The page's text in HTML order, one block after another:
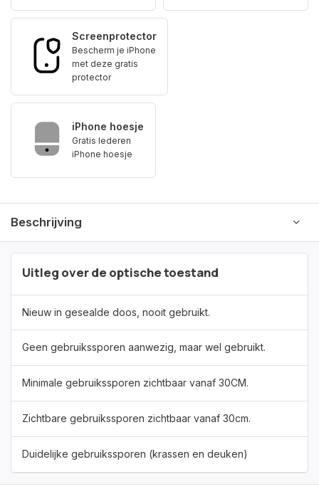
Screenprotector
Bescherm je iPhone
met deze gratis
protector
iPhone hoesje
Gratis lederen
iPhone hoesje
Beschrijving
Uitleg over de optische toestand
Nieuw in gesealde doos, nooit gebruikt.
Geen gebruikssporen aanwezig, maar wel gebruikt.
Minimale gebruikssporen zichtbaar vanaf 30CM.
Zichtbare gebruikssporen zichtbaar vanaf 30cm.
Duidelijke gebruikssporen (krassen en deuken)